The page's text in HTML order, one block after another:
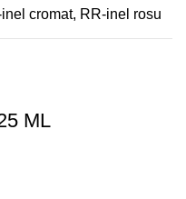
cromat, RR-inel rosu
ML